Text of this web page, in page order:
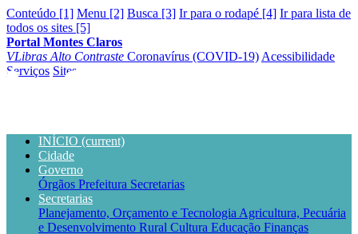
Conteúdo [1] Menu [2] Busca [3] Ir para o rodapé [4] Ir para lista de
todos os sites [5]
Portal Montes Claros
VLibras Alto Contraste Coronavírus (COVID-19) Acessibilidade
Serviços Sites
INÍCIO (current)
Cidade
Governo
Órgãos Prefeitura Secretarias
Secretarias
Planejamento, Orçamento e Tecnologia Agricultura, Pecuária
e Desenvolvimento Rural Cultura Educação Finanças